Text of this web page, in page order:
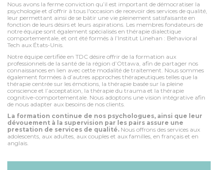
Nous avons la ferme conviction qu’il est important de démocratiser la
psychologie et d’offrir à tous l'occasion de recevoir des services de qualité,
leur permettant ainsi de se bâtir une vie pleinement satisfaisante en
fonction de leurs désirs et leurs aspirations. Les membres fondateurs de
notre équipe sont également spécialisés en thérapie dialectique
comportementale, et ont été formés à l’Institut Linehan : Behavioral
Tech aux États-Unis.
Notre équipe certifiée en TDC désire offrir de la formation aux
professionnels de la santé de la région d’Ottawa, afin de partager nos
connaissances en lien avec cette modalité de traitement. Nous sommes
également formées à d’autres approches thérapeutiques telles que la
thérapie centrée sur les émotions, la thérapie basée sur la pleine
conscience et l’acceptation, la thérapie du trauma et la thérapie
cognitive-comportementale. Nous adoptons une vision intégrative afin
de nous adapter aux besoins de nos clients.
La formation continue de nos psychologues, ainsi que leur
dévouement à la supervision par les pairs assure une
prestation de services de qualité. Nous offrons des services aux
adolescents, aux adultes, aux couples et aux familles, en français et en
anglais.